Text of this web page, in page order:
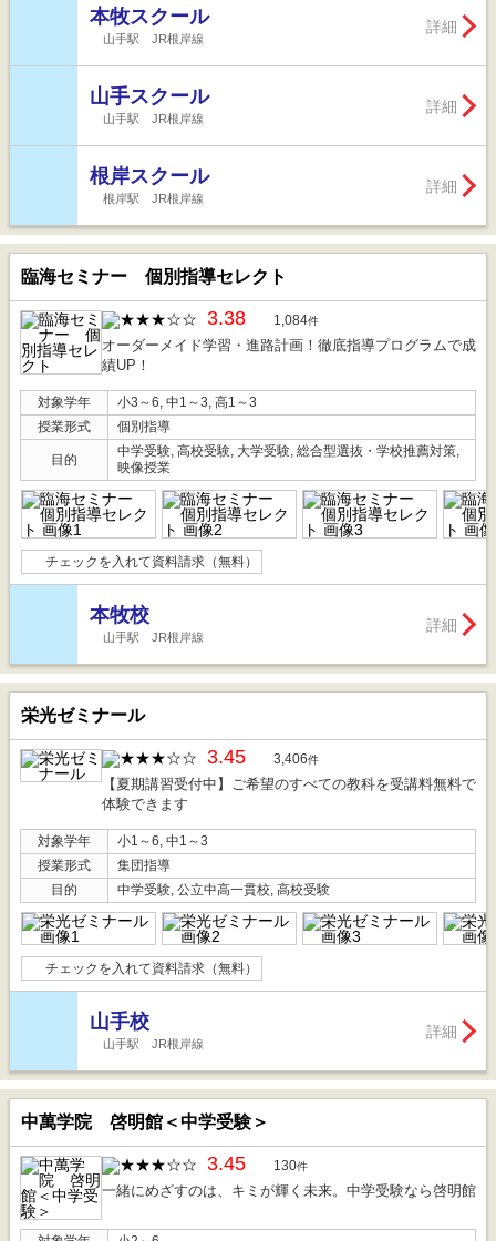
本牧スクール
山手駅 JR根岸線
詳細
山手スクール
山手駅 JR根岸線
詳細
根岸スクール
根岸駅 JR根岸線
詳細
臨海セミナー 個別指導セレクト
3.38 1,084件
オーダーメイド学習・進路計画！徹底指導プログラムで成
績UP！
対象学年
小3～6, 中1～3, 高1～3
授業形式
個別指導
目的
中学受験, 高校受験, 大学受験, 総合型選抜・学校推薦対策,
映像授業
チェックを入れて資料請求（無料）
本牧校
山手駅 JR根岸線
詳細
栄光ゼミナール
3.45 3,406件
【夏期講習受付中】ご希望のすべての教科を受講料無料で
体験できます
対象学年
小1～6, 中1～3
授業形式
集団指導
目的
中学受験, 公立中高一貫校, 高校受験
チェックを入れて資料請求（無料）
山手校
山手駅 JR根岸線
詳細
中萬学院 啓明館＜中学受験＞
3.45 130件
一緒にめざすのは、キミが輝く未来。中学受験なら啓明館